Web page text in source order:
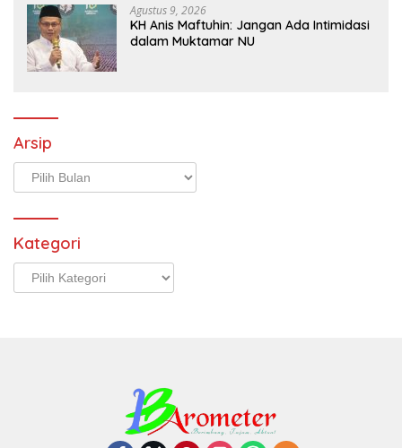
Agustus 9, 2026
KH Anis Maftuhin: Jangan Ada Intimidasi
dalam Muktamar NU
Arsip
Arsip
Kategori
Kategori